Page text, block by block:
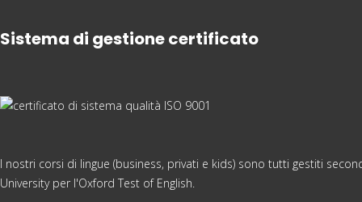
Sistema di gestione certificato
I nostri corsi di lingue (business, privati e kids) sono tutti gestiti
University per l'Oxford Test of English.